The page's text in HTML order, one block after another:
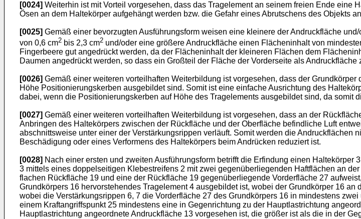
[0024] Weiterhin ist mit Vorteil vorgesehen, dass das Tragelement an seinem freien Ende
Ösen an dem Haltekörper aufgehängt werden bzw. die Gefahr eines Abrutschens des Objekts
[0025] Gemäß einer bevorzugten Ausführungsform weisen eine kleinere der Andruckfläche
von 0,6 cm2 bis 2,3 cm2 und/oder eine größere Andruckfläche einen Flächeninhalt von
Fingerbeere gut angedrückt werden, da der Flächeninhalt der kleineren Flächen dem
Daumen angedrückt werden, so dass ein Großteil der Fläche der Vorderseite als
[0026] Gemäß einer weiteren vorteilhaften Weiterbildung ist vorgesehen, dass der
Höhe Positionierungskerben ausgebildet sind. Somit ist eine einfache Ausrichtung des
dabei, wenn die Positionierungskerben auf Höhe des Tragelements ausgebildet sind, da
[0027] Gemäß einer weiteren vorteilhaften Weiterbildung ist vorgesehen, dass an der
Anbringen des Haltekörpers zwischen der Rückfläche und der Oberfläche befindliche Luft
abschnittsweise unter einer der Verstärkungsrippen verläuft. Somit werden die Andruckflächen
Beschädigung oder eines Verformens des Haltekörpers beim Andrücken reduziert ist.
[0028] Nach einer ersten und zweiten Ausführungsform betrifft die Erfindung einen
3 mittels eines doppelseitigen Klebestreifens 2 mit zwei gegenüberliegenden Haftflächen an
flachen Rückfläche 19 und eine der Rückfläche 19 gegenüberliegende Vorderfläche 27
Grundkörpers 16 hervorstehendes Tragelement 4 ausgebildet ist, wobei der Grundkörper 16
wobei die Verstärkungsrippen 6, 7 die Vorderfläche 27 des Grundkörpers 16 in mindestens
einem Kraftangriffspunkt 25 mindestens eine in Gegenrichtung zu der Hauptlastrichtung
Hauptlastrichtung angeordnete Andruckfläche 13 vorgesehen ist, die größer ist als die in der